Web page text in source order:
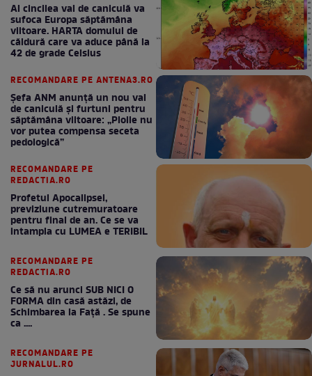
Al cincilea val de caniculă va
sufoca Europa săptămâna
viitoare. HARTA domului de
căldură care va aduce până la
42 de grade Celsius
RECOMANDARE PE ANTENA3.RO
Șefa ANM anunță un nou val
de caniculă și furtuni pentru
săptămâna viitoare: „Ploile nu
vor putea compensa seceta
pedologică”
RECOMANDARE PE
REDACTIA.RO
Profetul Apocalipsei,
previziune cutremuratoare
pentru final de an. Ce se va
intampla cu LUMEA e TERIBIL
RECOMANDARE PE
REDACTIA.RO
Ce să nu arunci SUB NICI O
FORMA din casă astăzi, de
Schimbarea la Față . Se spune
ca ....
RECOMANDARE PE
JURNALUL.RO